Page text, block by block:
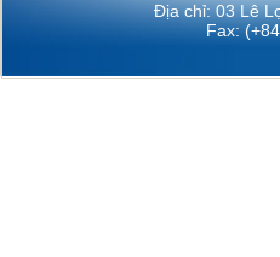
Địa chỉ: 03 Lê
Fax: